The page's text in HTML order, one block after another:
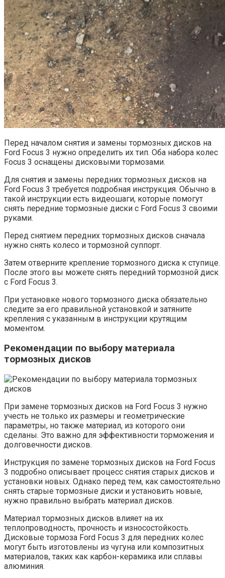
Перед началом снятия и замены тормозных дисков на
Ford Focus 3 нужно определить их тип. Оба набора колес
Focus 3 оснащены дисковыми тормозами.
Для снятия и замены передних тормозных дисков на
Ford Focus 3 требуется подробная инструкция. Обычно в
такой инструкции есть видеошаги, которые помогут
снять передние тормозные диски с Ford Focus 3 своими
руками.
Перед снятием передних тормозных дисков сначала
нужно снять колесо и тормозной суппорт.
Затем отверните крепление тормозного диска к ступице.
После этого вы можете снять передний тормозной диск
с Ford Focus 3.
При установке нового тормозного диска обязательно
следите за его правильной установкой и затяните
крепления с указанным в инструкции крутящим
моментом.
Рекомендации по выбору материала
тормозных дисков
При замене тормозных дисков на Ford Focus 3 нужно
учесть не только их размеры и геометрические
параметры, но также материал, из которого они
сделаны. Это важно для эффективности торможения и
долговечности дисков.
Инструкция по замене тормозных дисков на Ford Focus
3 подробно описывает процесс снятия старых дисков и
установки новых. Однако перед тем, как самостоятельно
снять старые тормозные диски и установить новые,
нужно правильно выбрать материал дисков.
Материал тормозных дисков влияет на их
теплопроводность, прочность и износостойкость.
Дисковые тормоза Ford Focus 3 для передних колес
могут быть изготовлены из чугуна или композитных
материалов, таких как карбон-керамика или сплавы
алюминия.